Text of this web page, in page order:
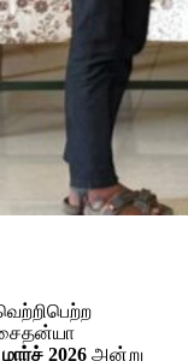
2026 அன்று